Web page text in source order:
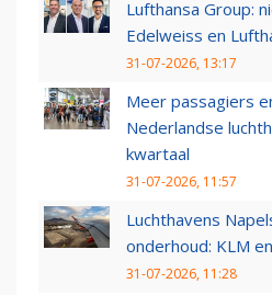
Lufthansa Group:
Edelweiss en
31-07-2026, 13:17
Meer passagiers
Nederlandse
kwartaal
31-07-2026, 11:57
Luchthavens
onderhoud: KLM
31-07-2026, 11:28